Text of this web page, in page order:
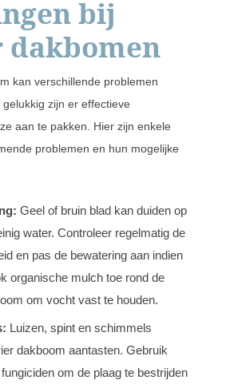
bij
kan verschillende problemen
zijn er effectieve
aan te pakken. Hier zijn enkele
problemen en hun mogelijke
Geel of bruin blad kan duiden op
water. Controleer regelmatig de
en pas de bewatering aan indien
organische mulch toe rond de
om vocht vast te houden.
Luizen, spint en schimmels
dakboom aantasten. Gebruik
om de plaag te bestrijden